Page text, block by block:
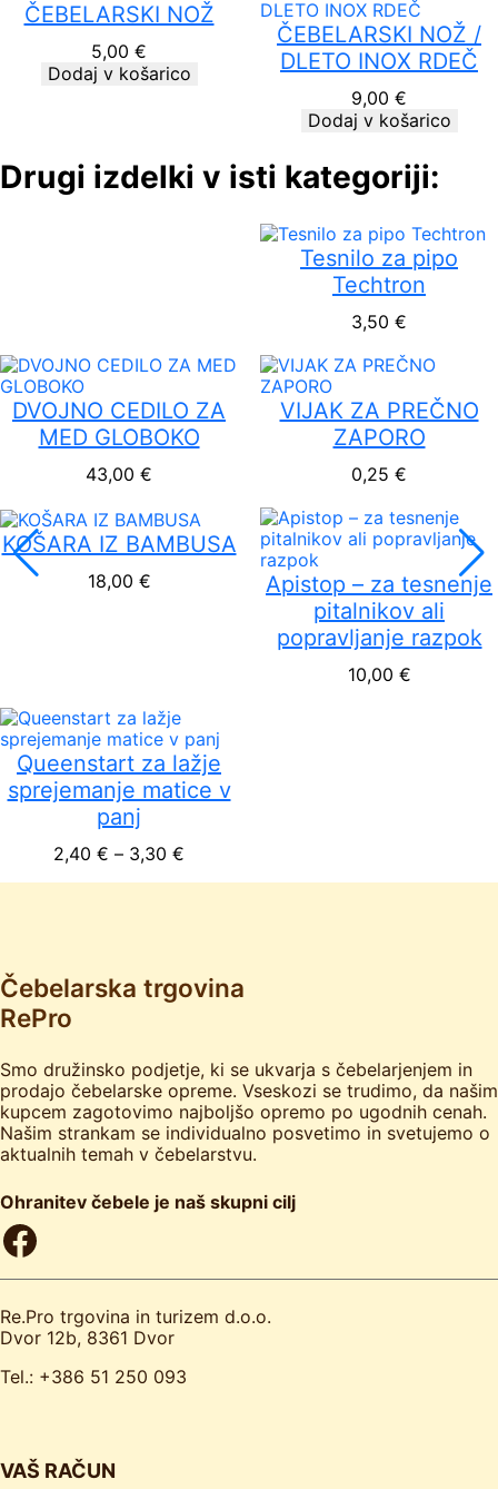
ČEBELARSKI NOŽ
5,00 €
Dodaj v košarico
ČEBELARSKI NOŽ /
DLETO INOX RDEČ
9,00 €
Dodaj v košarico
Drugi izdelki v isti kategoriji:
Tesnilo za pipo
Techtron
3,50 €
DVOJNO CEDILO ZA
MED GLOBOKO
43,00 €
VIJAK ZA PREČNO
ZAPORO
0,25 €
KOŠARA IZ BAMBUSA
18,00 €
Apistop – za tesnenje
pitalnikov ali
popravljanje razpok
10,00 €
Queenstart za lažje
sprejemanje matice v
panj
2,40 € – 3,30 €
Čebelarska trgovina
RePro
Smo družinsko podjetje, ki se ukvarja s čebelarjenjem in
prodajo čebelarske opreme. Vseskozi se trudimo, da našim
kupcem zagotovimo najboljšo opremo po ugodnih cenah.
Našim strankam se individualno posvetimo in svetujemo o
aktualnih temah v čebelarstvu.
Ohranitev čebele je naš skupni cilj
Facebook
Re.Pro trgovina in turizem d.o.o.
Dvor 12b, 8361 Dvor
Tel.: +386 51 250 093
VAŠ RAČUN